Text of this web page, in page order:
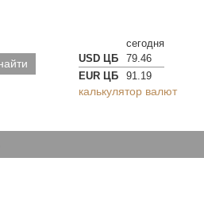
сегодня
USD ЦБ
79.46
EUR ЦБ
91.19
калькулятор валют